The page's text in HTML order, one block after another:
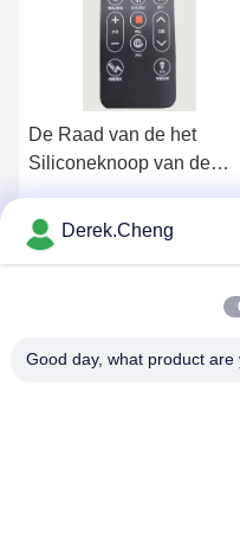
De Raad van de het
Siliconeknoop van de
Spoelen
Krijg Beste Prijs
Derek.Cheng
Good day, what product